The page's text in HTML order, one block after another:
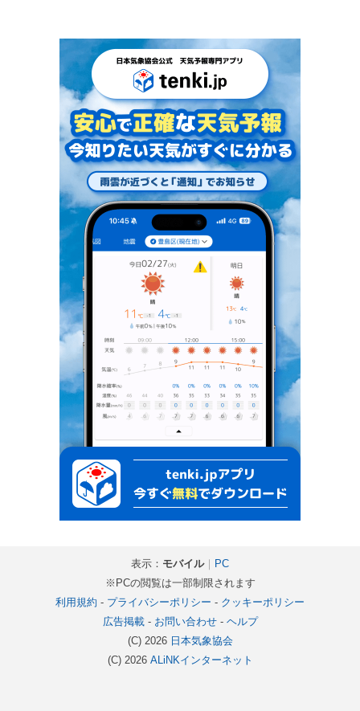
表示： モバイル｜ PC
※PCの閲覧は一部制限されます
利用規約 - プライバシーポリシー - クッキーポリシー
広告掲載- お問い合わせ- ヘルプ
(C) 2026 日本気象協会
(C) 2026 ALiNKインターネット